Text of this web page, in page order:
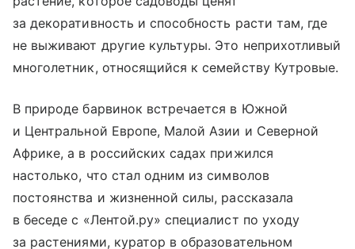
за декоративность и способность расти там, где
не выживают другие культуры. Это неприхотливый
многолетник, относящийся к семейству Кутровые.
В природе барвинок встречается в Южной
и Центральной Европе, Малой Азии и Северной
Африке, а в российских садах прижился
настолько, что стал одним из символов
постоянства и жизненной силы, рассказала
в беседе с «Лентой.ру» специалист по уходу
за растениями, куратор в образовательном